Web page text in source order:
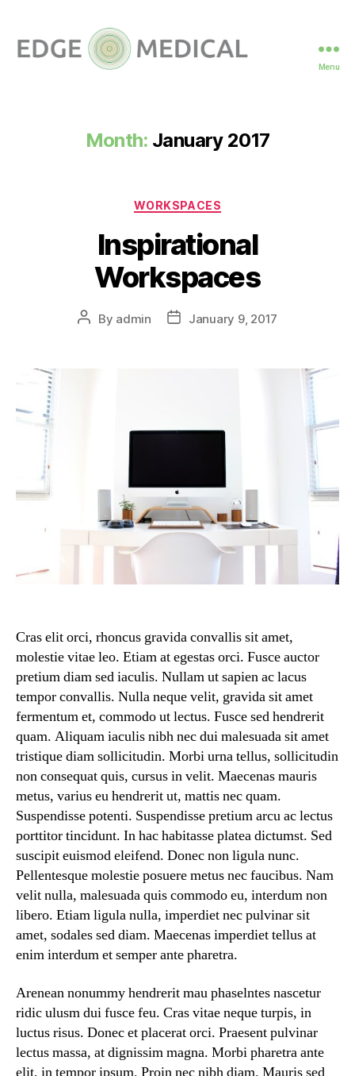
Menu
Month: January 2017
WORKSPACES
Inspirational
Workspaces
By admin January 9, 2017
Cras elit orci, rhoncus gravida convallis sit amet,
molestie vitae leo. Etiam at egestas orci. Fusce auctor
pretium diam sed iaculis. Nullam ut sapien ac lacus
tempor convallis. Nulla neque velit, gravida sit amet
fermentum et, commodo ut lectus. Fusce sed hendrerit
quam. Aliquam iaculis nibh nec dui malesuada sit amet
tristique diam sollicitudin. Morbi urna tellus, sollicitudin
non consequat quis, cursus in velit. Maecenas mauris
metus, varius eu hendrerit ut, mattis nec quam.
Suspendisse potenti. Suspendisse pretium arcu ac lectus
porttitor tincidunt. In hac habitasse platea dictumst. Sed
suscipit euismod eleifend. Donec non ligula nunc.
Pellentesque molestie posuere metus nec faucibus. Nam
velit nulla, malesuada quis commodo eu, interdum non
libero. Etiam ligula nulla, imperdiet nec pulvinar sit
amet, sodales sed diam. Maecenas imperdiet tellus at
enim interdum et semper ante pharetra.
Arenean nonummy hendrerit mau phaselntes nascetur
ridic ulusm dui fusce feu. Cras vitae neque turpis, in
luctus risus. Donec et placerat orci. Praesent pulvinar
lectus massa, at dignissim magna. Morbi pharetra ante